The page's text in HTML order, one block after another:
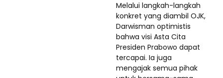
Melalui langkah-langkah
konkret yang diambil OJK,
Darwisman optimistis
bahwa visi Asta Cita
Presiden Prabowo dapat
tercapai. Ia juga
mengajak semua pihak